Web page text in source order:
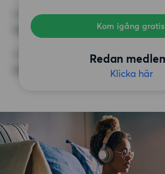
Kom igång
Redan
Klicka här
Inga speciella krav
ÖVRIGA PREFERENSER
Inga speciella preferenser